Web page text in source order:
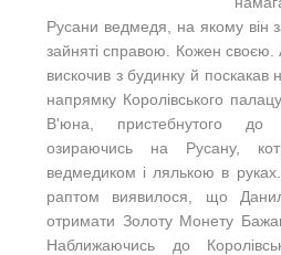
Русани ведмедя, на якому він
зайняті справою. Кожен своєю.
вискочив з будинку й поскакав
напрямку Королівського
В'юна, пристебнутого до
озираючись на Русану,
ведмедиком і лялькою в
раптом виявилося, що
отримати Золоту Монету
Наближаючись до